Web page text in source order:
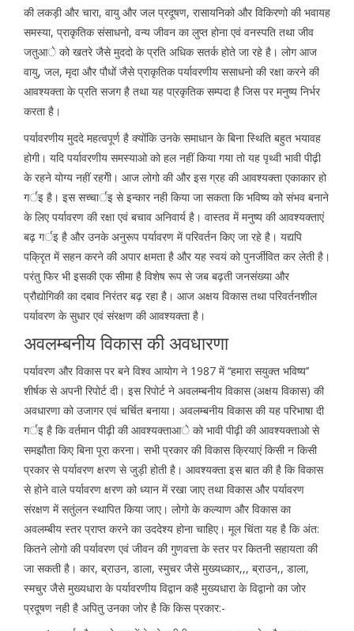
की लकड़ी और चारा, वायु और जल प्रदूषण, रासायनिको और विकिरणो की भवायह
समस्या, प्राकृतिक संसाधनो, वन्य जीवन का लुप्त होना एवं वनस्पति तथा जीव
जतुआे को खतरे जैसे मुददो के प्रति अधिक सतर्क होते जा रहे है। लोग आज
वायु, जल, मृदा और पौधों जैसे प्राकृतिक पर्यावरणीय ससाधनो की रक्षा करने की
आवश्यक्ता के प्रति सजग है तथा यह पा्रकृतिक सम्पदा है जिस पर मनुष्य निर्भर
करता है।
पर्यावरणीय मुददे महत्वपूर्ण है क्योंकि उनके समाधान के बिना स्थिति बहुत भयावह
होगी। यदि पर्यावरणीय समस्याओ को हल नहीं किया गया तो यह पृथ्वी भावी पीढ़ी
के रहने योग्य नहीं रहगेी। आज लोगो की और इस ग्रह की आवश्यक्ता एकाकार हो
गर्इ है। इस सच्चार्इ से इन्कार नही किया जा सकता कि भविष्य को संभव बनाने
के लिए पर्यावरण की रक्षा एवं बचाव अनिवार्य है। वास्तव में मनुष्य की आवश्यक्ताएं
बढ़ गर्इ है और उनके अनुरूप पर्यावरण में परिवर्तन किए जा रहे है। यद्यपि
पक्रृित में सहन करने की अपार क्षमता है और यह स्वयं को पुनर्जीवित कर लेती है।
परंतु फिर भी इसकी एक सीमा है विशेष रूप से जब बढ़ती जनसंख्या और
प्रौद्योगिकी का दबाव निरंतर बढ़ रहा है। आज अक्षय विकास तथा परिवर्तनशील
पर्यावरण के सुधार एवं संरक्षण की आवश्यक्ता है।
अवलम्बनीय विकास की अवधारणा
पर्यावरण और विकास पर बने विश्व आयोग ने 1987 में ‘‘हमारा सयुक्त भविष्य’’
शीर्षक से अपनी रिपोर्ट दी। इस रिपोर्ट ने अवलम्बनीय विकास (अक्षय विकास) की
अवधारणा को उजागर एवं चर्चित बनाया। अवलम्बनीय विकास की यह परिभाषा दी
गर्इ है कि वर्तमान पीढ़ी की आवश्यक्ताआे को भावी पीढ़ी की आवश्यक्ताओ से
समझौता किए बिना पूरा करना। सभी प्रकार की विकास क्रियाएं किसी न किसी
प्रकार से पर्यावरण क्षरण से जुड़ी होती है। आवश्यक्ता इस बात की है कि विकास
से होने वाले पर्यावरण क्षरण को ध्यान में रखा जाए तथा विकास और पर्यावरण
संरक्षण में सतुंलन स्थापित किया जाए। लोगो के कल्याण और विकास का
अवलम्बीय स्तर प्राप्त करने का उददेश्य होना चाहिए। मूल चिंता यह है कि अंत:
कितने लोगो की पर्यावरण एवं जीवन की गुणवत्ता के स्तर पर कितनी सहायता की
जा सकती है। कार, ब्राउन, डाला, स्मुचर जैसे मुख्यध्कार,,, ब्राउन,, डाला,
स्मचुर जैसे मुख्यधारा के पर्यावरणीय विद्वान कहै मुख्यधारा के विद्वानो का जोर
प्रदूषण नही है अपितु उनका जोर है कि किस प्रकार:-